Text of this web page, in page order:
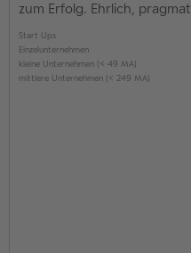
zum Erfolg. Ehrlich,
Start Ups
Einzelunternehmen
kleine Unternehmen (< 49 MA)
mittlere Unternehmen (< 249 MA)